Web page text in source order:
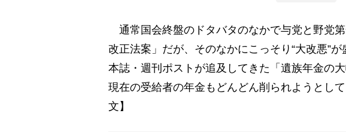
通常国会終盤のドタバタのなかで与党と野党
改正法案」だが、そのなかにこっそり“大改悪”
本誌・週刊ポストが追及してきた「遺族年金の
現在の受給者の年金もどんどん削られようとし
文】